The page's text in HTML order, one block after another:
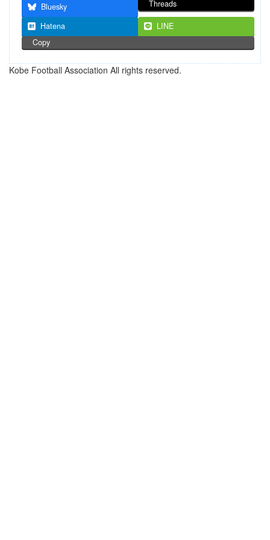
Bluesky
Threads
Hatena
LINE
Copy
Kobe Football Association All rights reserved.